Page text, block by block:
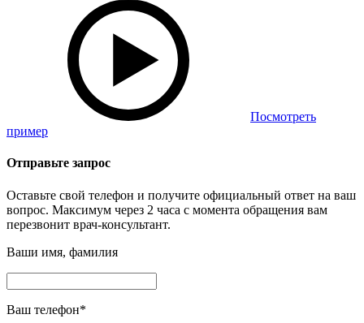
Посмотреть
пример
Отправьте запрос
Оставьте свой телефон и получите официальный ответ на ваш
вопрос. Максимум через 2 часа с момента обращения вам
перезвонит врач-консультант.
Ваши имя, фамилия
Ваш телефон*